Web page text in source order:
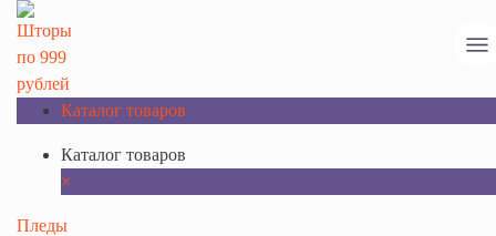
Каталог товаров
Каталог товаров
×
Пледы